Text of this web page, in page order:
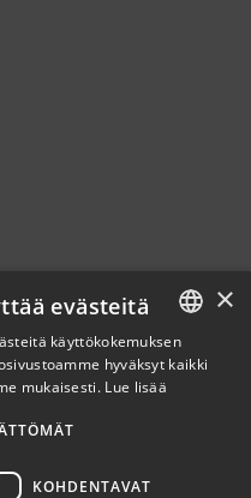
FINNISH
×
evästeitä
käyttökokemuksen
hyväksyt kaikki
mukaisesti. Lue lisää
KOHDENTAVAT